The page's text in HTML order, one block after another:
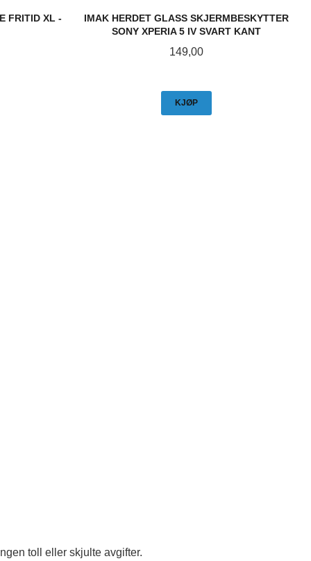
FRITID XL -
IMAK HERDET GLASS SKJERMBESKYTTER
SONY XPERIA 5 IV SVART KANT
Pris
149,00
KJØP
toll eller skjulte avgifter.